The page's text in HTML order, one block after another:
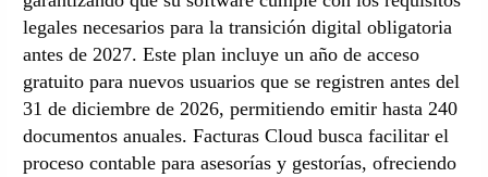
legales necesarios para la transición digital obligatoria
antes de 2027. Este plan incluye un año de acceso
gratuito para nuevos usuarios que se registren antes del
31 de diciembre de 2026, permitiendo emitir hasta 240
documentos anuales. Facturas Cloud busca facilitar el
proceso contable para asesorías y gestorías, ofreciendo